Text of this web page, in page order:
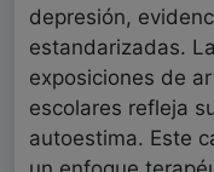
depresión,
estandarizadas.
exposiciones de
escolares refleja
autoestima. Este